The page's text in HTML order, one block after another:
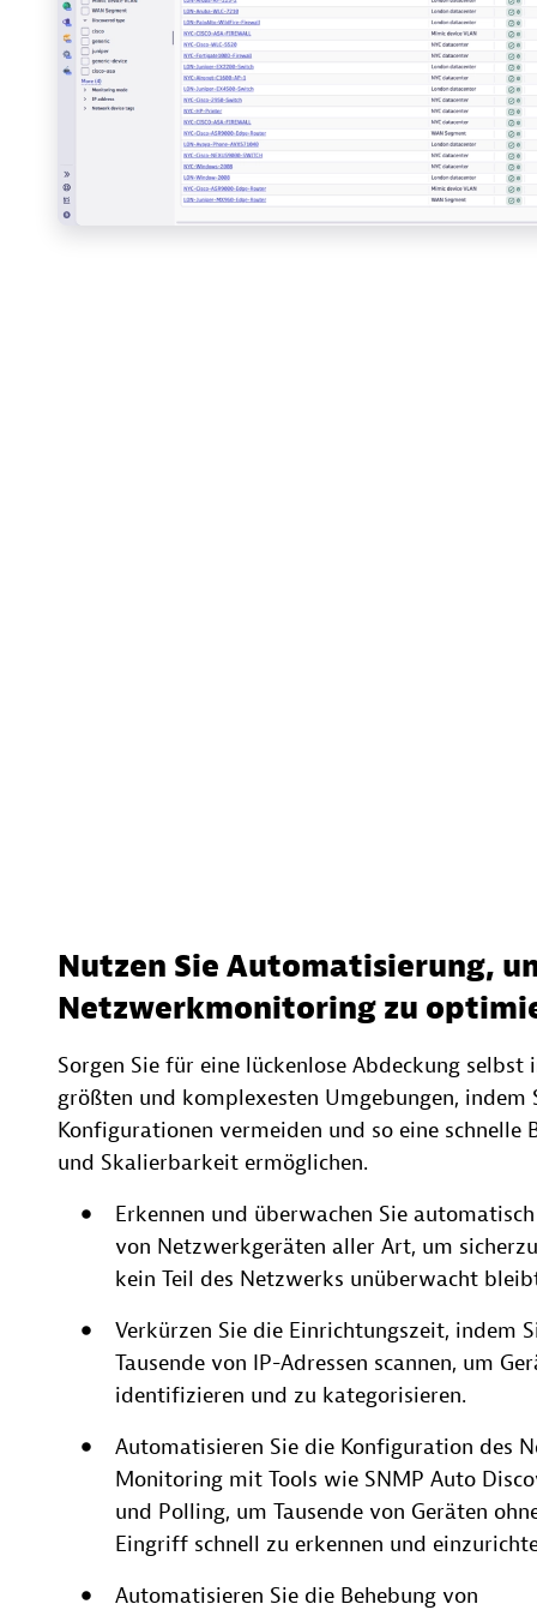
Nutzen Sie Automatisierung,
Netzwerkmonitoring zu
Sorgen Sie für eine lückenlose Abdeckung selbst
größten und komplexesten Umgebungen, indem
Konfigurationen vermeiden und so eine schnelle
und Skalierbarkeit ermöglichen.
Erkennen und überwachen Sie automatisch
von Netzwerkgeräten aller Art, um
kein Teil des Netzwerks unüberwacht
Verkürzen Sie die Einrichtungszeit, indem
Tausende von IP-Adressen scannen, um
identifizieren und zu kategorisieren.
Automatisieren Sie die Konfiguration des
Monitoring mit Tools wie SNMP Auto
und Polling, um Tausende von Geräten
Eingriff schnell zu erkennen und
Automatisieren Sie die Behebung von